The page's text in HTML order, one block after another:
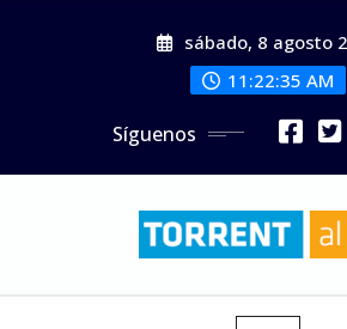
sábado, 8 agosto
11:22:36 AM
Síguenos